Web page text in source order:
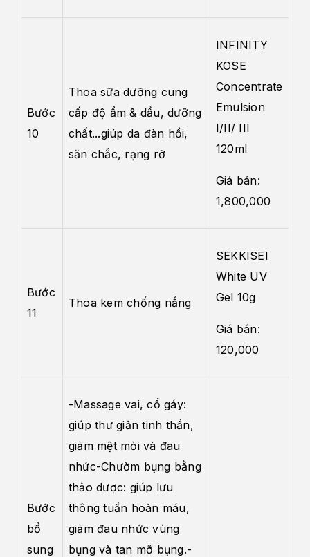
Bước
10
Thoa sữa dưỡng cung
cấp độ ẩm & dầu, dưỡng
chất...giúp da đàn hồi,
săn chắc, rạng rỡ
INFINITY
KOSE
Concentrate
Emulsion
I/II/ III
120ml
Giá bán:
1,800,000
Bước
11
Thoa kem chống nắng
SEKKISEI
White UV
Gel 10g
Giá bán:
120,000
Bước
bổ
sung
-Massage vai, cổ gáy:
giúp thư giản tinh thần,
giảm mệt mỏi và đau
nhức-Chườm bụng bằng
thảo dược: giúp lưu
thông tuần hoàn máu,
giảm đau nhức vùng
bụng và tan mỡ bụng.-